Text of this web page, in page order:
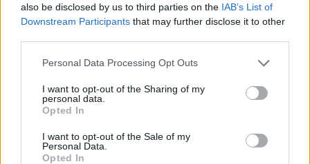
also be disclosed by us to third parties on the IAB’s List of
Downstream Participants that may further disclose it to other
Personal Data Processing Opt Outs
I want to opt-out of the Sharing of my
personal data.
Opted In
I want to opt-out of the Sale of my
Personal Data.
Opted In